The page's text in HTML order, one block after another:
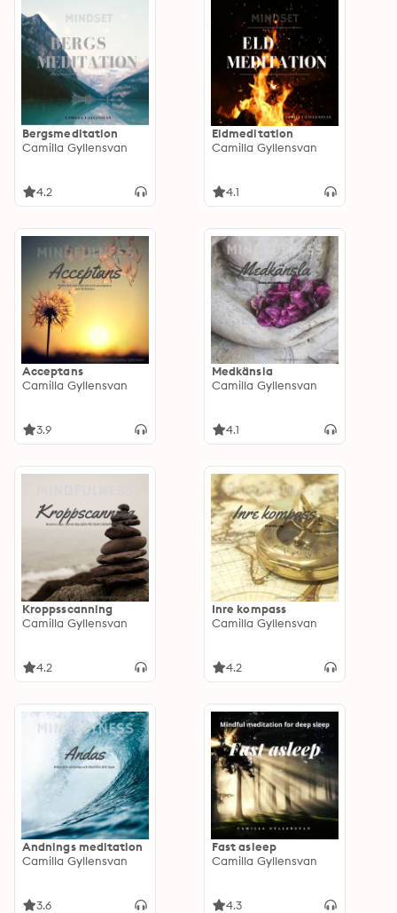
Bergsmeditation
Camilla Gyllensvan
4.2
Eldmeditation
Camilla Gyllensvan
4.1
Acceptans
Camilla Gyllensvan
3.9
Medkänsla
Camilla Gyllensvan
4.1
Kroppsscanning
Camilla Gyllensvan
4.2
Inre kompass
Camilla Gyllensvan
4.2
Andnings meditation
Camilla Gyllensvan
3.6
Fast asleep
Camilla Gyllensvan
4.3